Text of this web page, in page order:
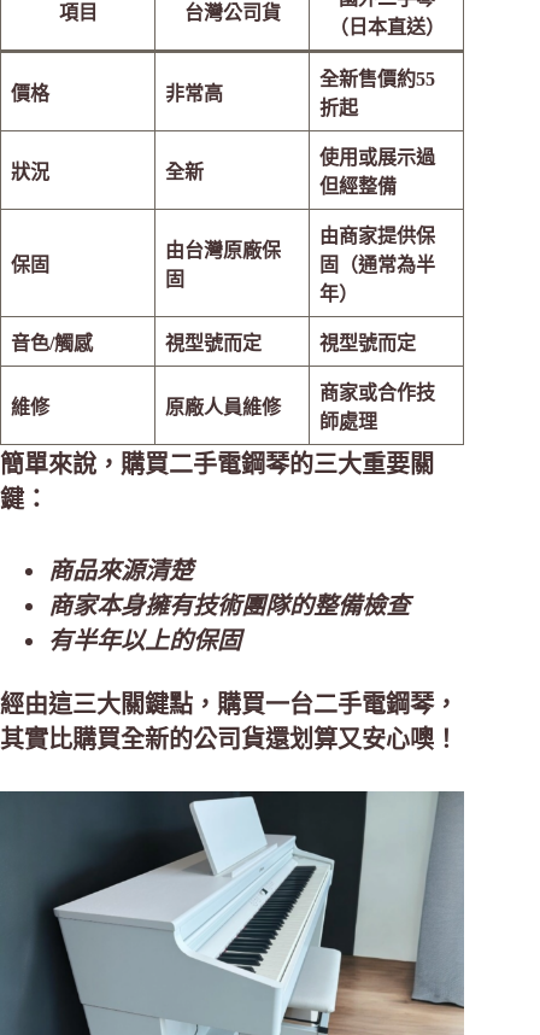
項目 台灣公司貨
（日本直送）
價格 非常高
全新售價約55
折起
狀況 全新
使用或展示過
但經整備
保固
由台灣原廠保
固
由商家提供保
固（通常為半
年）
音色/觸感 視型號而定 視型號而定
維修 原廠人員維修
商家或合作技
師處理
簡單來說，購買二手電鋼琴的三大重要關
鍵：
商品來源清楚
商家本身擁有技術團隊的整備檢查
有半年以上的保固
經由這三大關鍵點，購買一台二手電鋼琴，
其實比購買全新的公司貨還划算又安心噢！